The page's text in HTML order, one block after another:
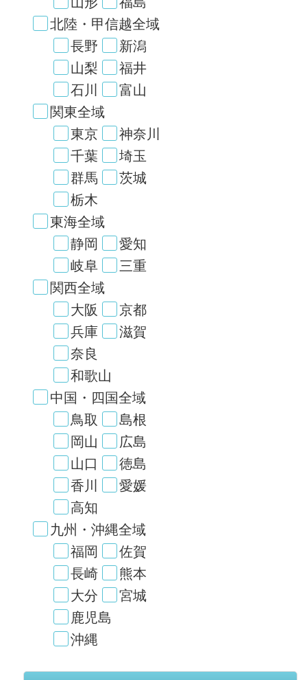
北陸・甲信越全域
長野
新潟
山梨
福井
石川
富山
関東全域
東京
神奈川
千葉
埼玉
群馬
茨城
栃木
東海全域
静岡
愛知
岐阜
三重
関西全域
大阪
京都
兵庫
滋賀
奈良
和歌山
中国・四国全域
鳥取
島根
岡山
広島
山口
徳島
香川
愛媛
高知
九州・沖縄全域
福岡
佐賀
長崎
熊本
大分
宮城
鹿児島
沖縄